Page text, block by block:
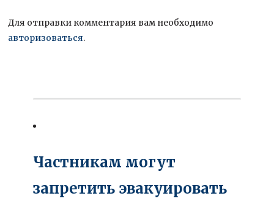
Для отправки комментария вам необходимо
авторизоваться.
Частникам могут
запретить эвакуировать